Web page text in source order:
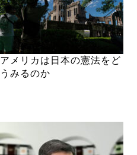
アメリカは日本の憲法をど
うみるのか